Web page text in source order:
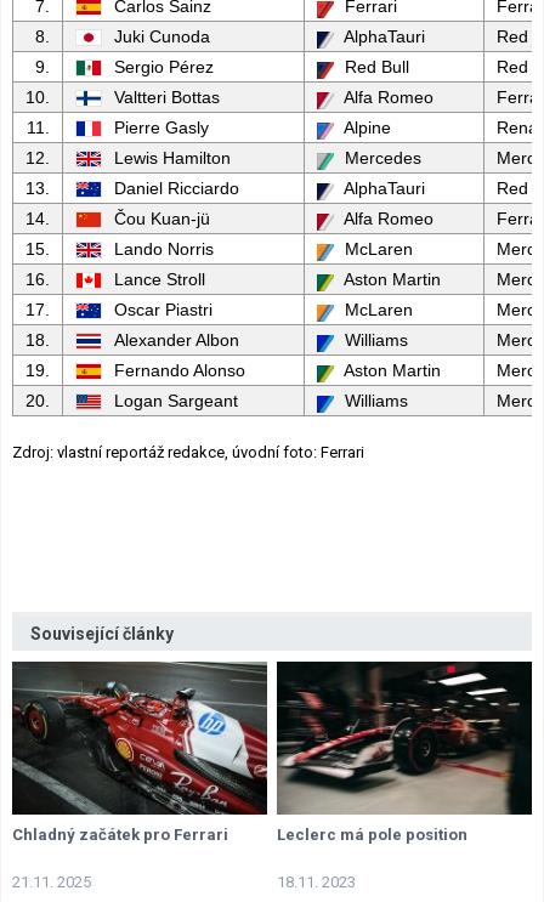
7. Carlos Sainz Ferrari
8.
Juki Cunoda AlphaTauri
Red
9.
Sergio Pérez Red Bull
Red
10.
Valtteri Bottas Alfa Romeo
11.
Pierre Gasly Alpine
12.
Lewis Hamilton Mercedes
13.
Daniel Ricciardo AlphaTauri
Red
14.
Čou Kuan-jü Alfa Romeo
15.
Lando Norris McLaren
16.
Lance Stroll Aston Martin
17.
Oscar Piastri McLaren
18.
Alexander Albon Williams
19.
Fernando Alonso Aston Martin
20.
Logan Sargeant Williams
Zdroj: vlastní reportáž redakce, úvodní foto: Ferrari
Související články
Chladný začátek pro Ferrari
21.11. 2025
Leclerc má pole position
18.11. 2023